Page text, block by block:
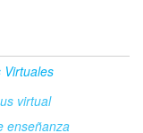
Virtuales
virtual
enseñanza